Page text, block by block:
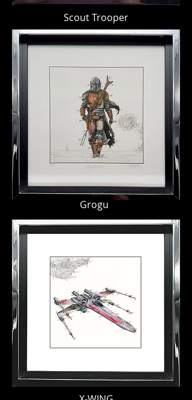
Scout Trooper
Grogu